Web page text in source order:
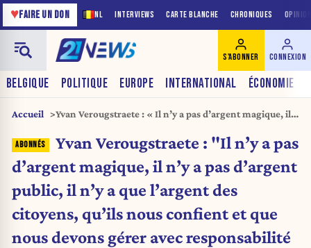
NL INTERVIEWS CARTE BLANCHE CHRONIQUES
♥FAIRE UN DON
BELGIQUE POLITIQUE EUROPE INTERNATIONAL ÉCONOMIE
S'ABONNER CONNEXION
Accueil
Yvan Verougstraete : « Il n’y a pas d’argent magique, il
citoyens, qu’ils nous confient et que nous devons gérer
Yvan Verougstraete : "Il n’y a pas
d’argent magique, il n’y a pas d’argent
public, il n’y a que l’argent des
citoyens, qu’ils nous confient et que
nous devons gérer avec responsabilité